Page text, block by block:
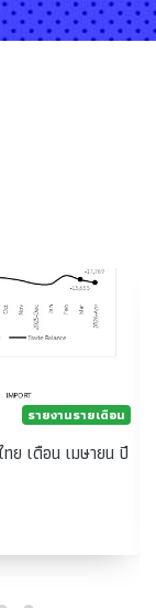
รายงานรายเดือน